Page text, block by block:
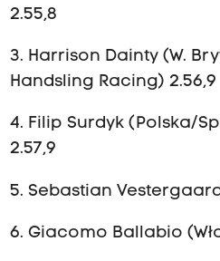
2.55,8
3. Harrison Dainty (W.
Handsling Racing) 2.56,9
4. Filip Surdyk (Polska/
2.57,9
5. Sebastian
6. Giacomo Ballabio